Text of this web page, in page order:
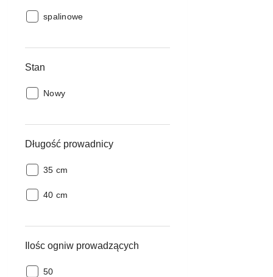
Zasilanie:
spalinowe
Stan
Stan:
Nowy
Długość prowadnicy
Długość
35 cm
Długość
40 cm
Ilośc ogniw prowadzących
Ilośc
50